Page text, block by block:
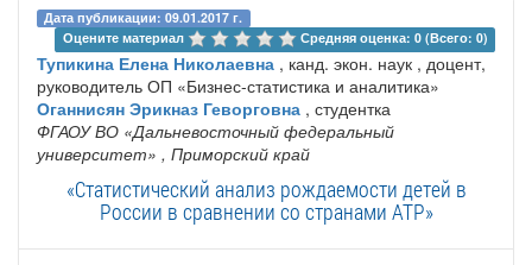
Дата публикации: 09.01.2017 г.
Оцените материал
Средняя оценка: 0 (Всего: 0)
Тупикина Елена Николаевна , канд. экон. наук , доцент,
руководитель ОП «Бизнес-статистика и аналитика»
Оганнисян Эрикназ Геворговна , студентка
ФГАОУ ВО «Дальневосточный федеральный
университет» , Приморский край
«Статистический анализ рождаемости детей в
России в сравнении со странами АТР»